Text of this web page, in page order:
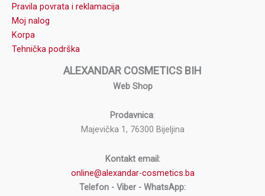
Pravila povrata i reklamacija
Moj nalog
Korpa
Tehnička podrška
ALEXANDAR COSMETICS BIH
Web Shop
Prodavnica:
Majevička 1, 76300 Bijeljina
Kontakt email:
online@alexandar-cosmetics.ba
Telefon - Viber - WhatsApp: